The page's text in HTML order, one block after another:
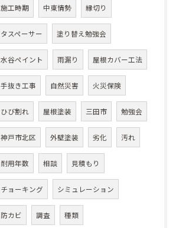
施工時期 中東情勢 縁切り
タスペーサー 塗り替え勉強会
水谷ペイント 雨漏り 屋根カバー工法
手抜き工事 自然災害 火災保険
ひび割れ 屋根塗装 三田市 勉強会
神戸市北区 外壁塗装 劣化 汚れ
耐用年数 相談 見積もり
チョーキング シミュレーション
防カビ 調査 種類